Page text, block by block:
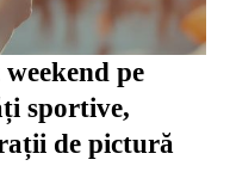
pe
sportive,
de pictură